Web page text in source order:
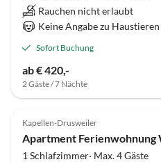
Rauchen nicht erlaubt
Keine Angabe zu
Sofort Buchung
ab € 420,-
2 Gäste / 7 Nächte
Kapellen-Drusweiler
Apartment Ferienwohnung
1 Schlafzimmer· Max. 4 Gäste